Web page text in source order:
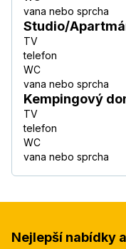
vana nebo sprcha
Studio/
TV
telefon
WC
vana nebo sprcha
Kempingový
TV
telefon
WC
vana nebo sprcha
Nejlepší nabídky